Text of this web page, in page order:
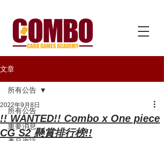
文章
所有公告
重要消息
所有公告
!! WANTED!! Combo x One piece
CG S2 懸賞排行榜!!
2022年9月8日